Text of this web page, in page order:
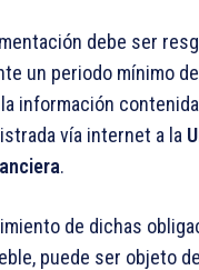
debe ser
un periodo mínimo
información
vía internet a la
.
de dichas
puede ser objeto